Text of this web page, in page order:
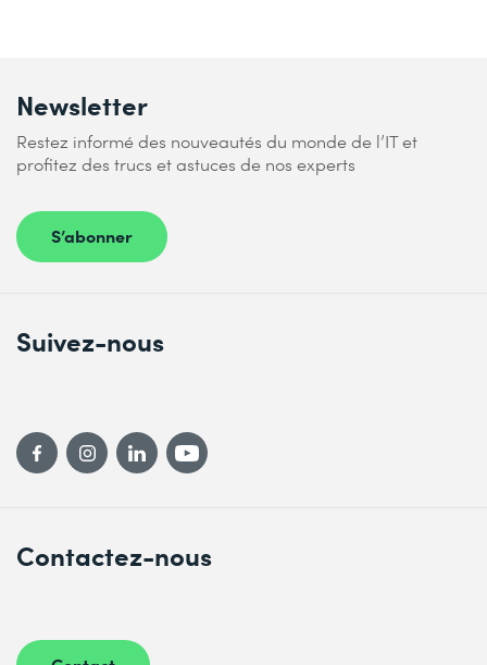
Newsletter
Restez informé des nouveautés du monde de l’IT et
profitez des trucs et astuces de nos experts
S’abonner
Contactez-nous
Suivez-nous